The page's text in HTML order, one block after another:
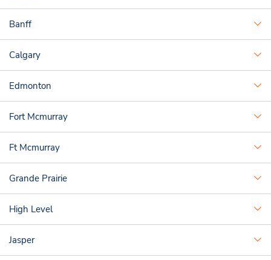
Banff
Calgary
Edmonton
Fort Mcmurray
Ft Mcmurray
Grande Prairie
High Level
Jasper